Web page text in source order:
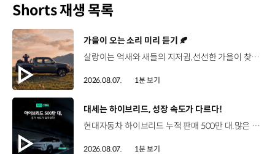
Shorts 재생 목록
[동영상]
가을이 오는 소리 미리 듣기 🍂
살랑이는 억새와 새들의 지저귐,선선한 가을이 찾아오는 소리. 더 기아 타스만과 함께 계절을 만나보세요. 🎧 *본 영상은 AI를 활용해 제작했습니다. #기아 #더기아타스만 #타스만 #가을 #입추 #Tasman #ASMR
2026.08.07. 1분 보기
[동영상]
대세는 하이브리드, 성장 속도가 다르다!
현대자동차 하이브리드 누적 판매 500만 대.많은 운전자들이 선택한 이유는 무엇일까요? 현대진행형 팟캐스트 EP.21에서 확인하세요.📻 #현대자동차그룹 #현대진행형 #모빌리티팟캐스트 #하이브리드 #연료 #미래모빌리티 #모빌리티
2026.08.07. 1분 보기